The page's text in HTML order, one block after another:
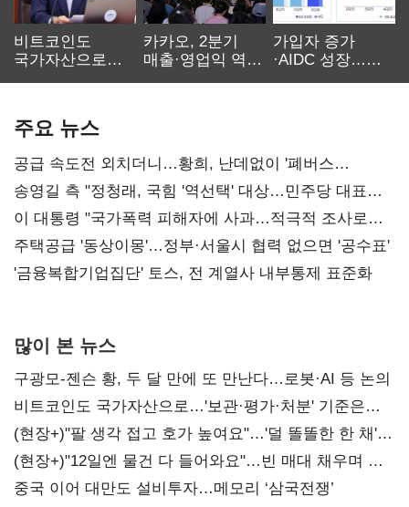
비트코인도
국가자산으로…'
카카오, 2분기
매출·영업익 역대
가입자 증가
·AIDC 성장…
주요 뉴스
공급 속도전 외치더니…황희, 난데없이 '폐버스
리모델링' 제안
송영길 측 "정청래, 국힘 '역선택' 대상…민주당 대표로
총선 지휘 못해"
이 대통령 "국가폭력 피해자에 사과…적극적 조사로
진실 밝혀야"
주택공급 '동상이몽'…정부·서울시 협력 없으면 '공수표'
'금융복합기업집단' 토스, 전 계열사 내부통제 표준화
많이 본 뉴스
구광모-젠슨 황, 두 달 만에 또 만난다…로봇·AI 등 논의
비트코인도 국가자산으로…'보관·평가·처분' 기준은
숙제
(현장+)"팔 생각 접고 호가 높여요"…'덜 똘똘한 한 채'
20억 키맞추기
(현장+)"12일엔 물건 다 들어와요"…빈 매대 채우며 문
연 홈플러스
중국 이어 대만도 설비투자…메모리 ‘삼국전쟁’